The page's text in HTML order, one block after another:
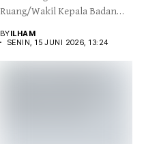
Ruang/Wakil Kepala Badan
BYILHAM
SENIN, 15 JUNI 2026, 13:24